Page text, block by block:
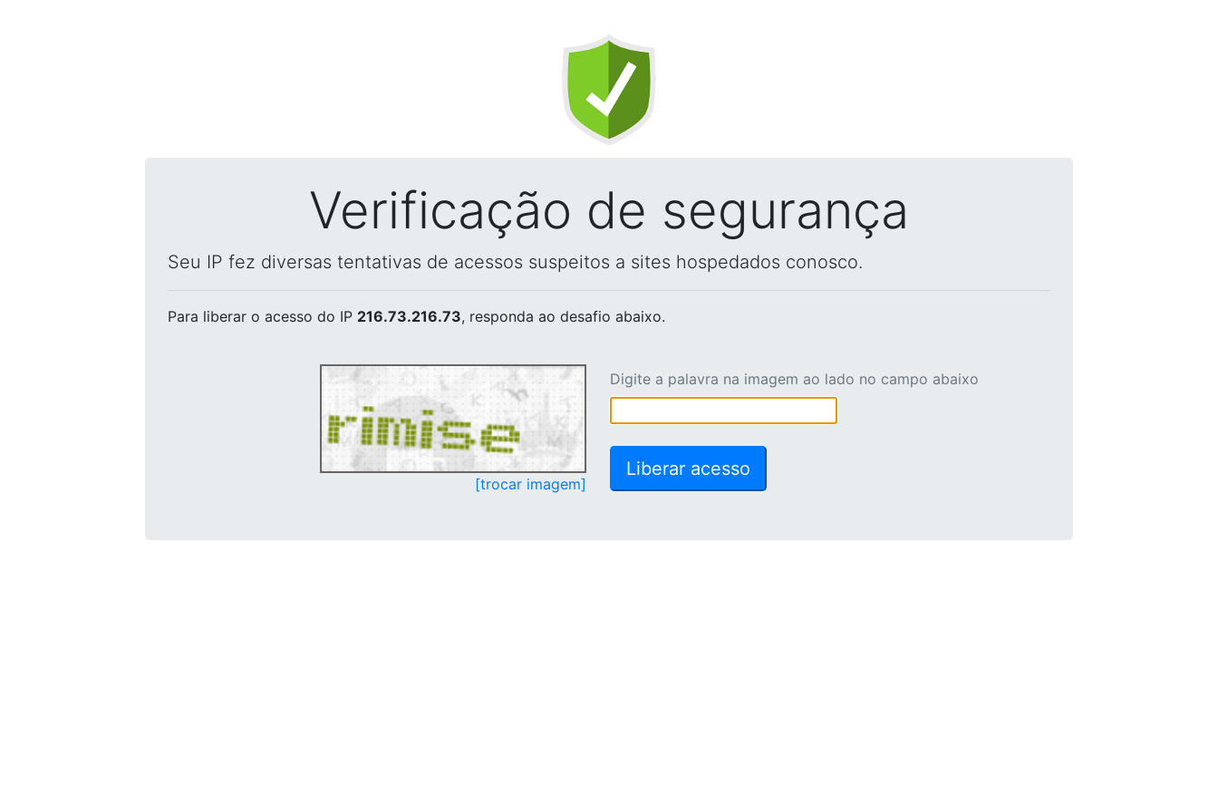
Verificação de segurança
Seu IP fez diversas tentativas de acessos suspeitos a sites hospedados conosco.
Para liberar o acesso do IP 216.73.216.73, responda ao desafio abaixo.
[trocar imagem]
Digite a palavra na imagem ao lado no campo abaixo